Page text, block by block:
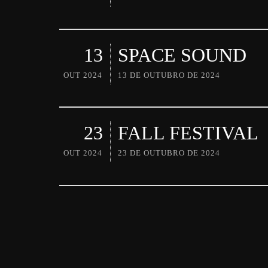
13
OUT 2024
SPACE SOUND
13 DE OUTUBRO DE 2024
23
OUT 2024
FALL FESTIVAL
23 DE OUTUBRO DE 2024